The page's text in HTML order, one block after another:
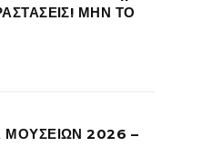
ΜΗΝ ΤΟ
2026 –